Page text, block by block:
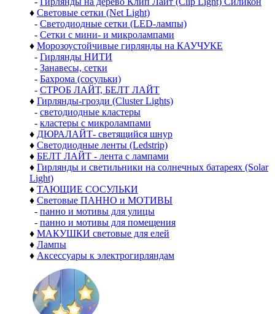
♦ Световые сетки (Net Light)
- Светодиодные сетки (LED-лампы)
- Сетки с мини- и микролампами
♦ Морозоустойчивые гирлянды на КАУЧУКЕ
- Гирлянды НИТИ
- Занавесы, сетки
- Бахрома (сосульки)
- СТРОБ ЛАЙТ, БЕЛТ ЛАЙТ
♦ Гирлянды-грозди (Cluster Lights)
- светодиодные кластеры
- кластеры с микролампами
♦ ДЮРАЛАЙТ- светящийся шнур
♦ Светодиодные ленты (Ledstrip)
♦ БЕЛТ ЛАЙТ - лента с лампами
♦ Гирлянды и светильники на солнечных батареях (Solar
Light)
♦ ТАЮЩИЕ СОСУЛЬКИ
♦ Световые ПАННО и МОТИВЫ
- панно и мотивы для улицы
- панно и мотивы для помещения
♦ МАКУШКИ световые для елей
♦ Лампы
♦ Аксессуары к электрогирляндам